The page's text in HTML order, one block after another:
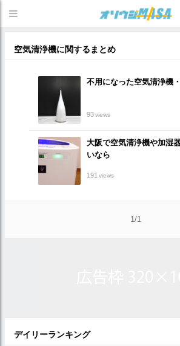
空気清浄機に関するまとめ
不用になった空気清浄機
93views
大阪で空気清浄機や加湿
いなら
191 views
1/1
デイリーランキング